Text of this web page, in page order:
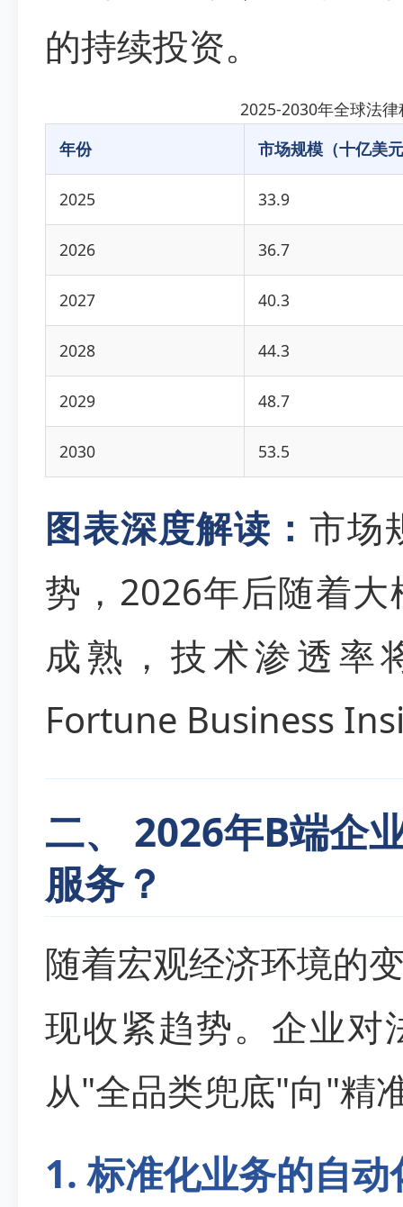
的持续投资。
2025-2030年全球法
年份
市场规模（十亿美
2025 33.9
2026 36.7
2027 40.3
2028 44.3
2029 48.7
2030 53.5
图表深度解读： 市场
势，2026年后随着
成熟，技术渗透率
Fortune Business
二、 2026年B端企
服务？
随着宏观经济环境的
现收紧趋势。企业对
从"全品类兜底"向"精
1. 标准化业务的自动